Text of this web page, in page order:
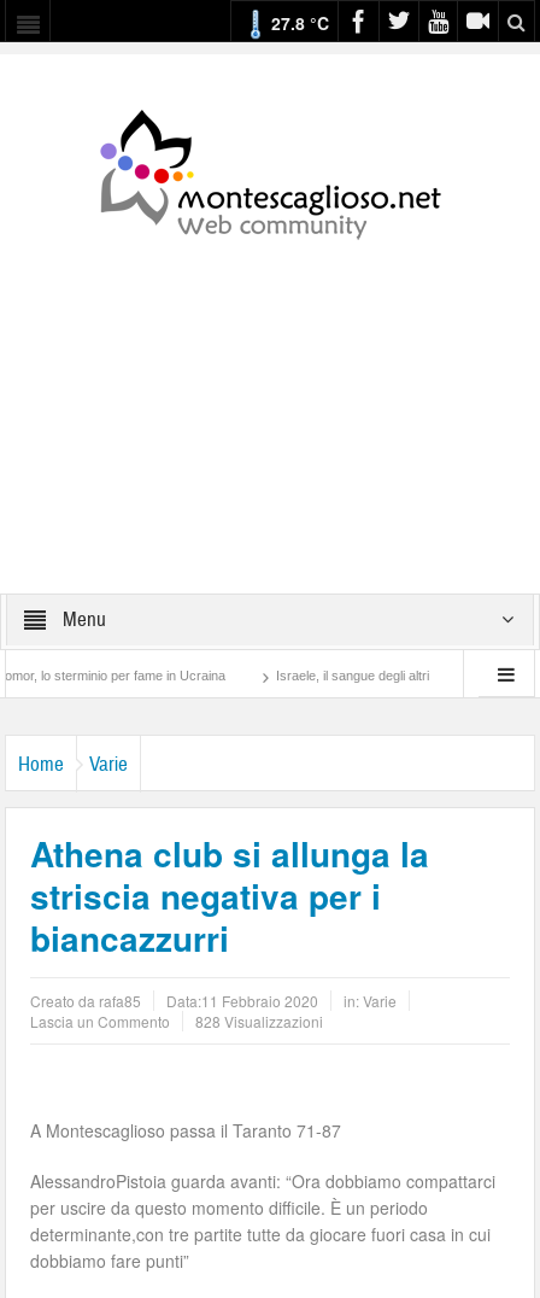
27.8 °C
Menu
per fame in Ucraina Israele, il sangue degli altri Lotta di classe… tra
Home Varie
Athena club si allunga la
striscia negativa per i
biancazzurri
Creato da rafa85 Data:11 Febbraio 2020 in:Varie
Lascia un Commento
828 Visualizzazioni
A Montescaglioso passa il Taranto 71-87
AlessandroPistoia guarda avanti: “Ora dobbiamo compattarci
per uscire da questo momento difficile. È un periodo
determinante,con tre partite tutte da giocare fuori casa in cui
dobbiamo fare punti”